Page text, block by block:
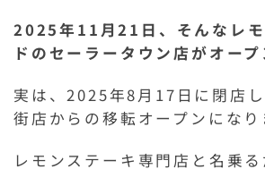
2025年11月21日、そんなレ
ドのセーラータウン店がオープ
実は、2025年8月17日に閉店
街店からの移転オープンになり
レモンステーキ専門店と名乗